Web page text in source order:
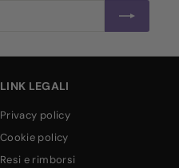
LINK LEGALI
privacy policy
cookie policy
resi e rimborsi